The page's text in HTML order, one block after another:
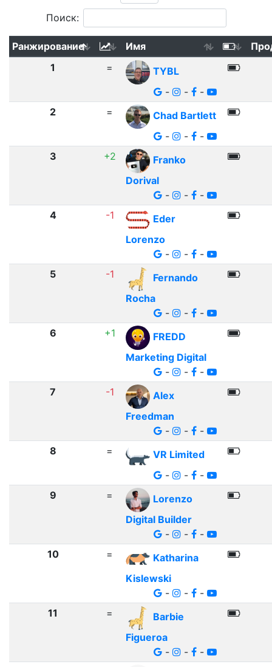
Поиск:
Ранжирование Имя
1
=
TYBL
-
-
-
2
=
Chad Bartlett
-
-
-
3
+2
Franko
Dorival
-
-
-
4
-1
Eder
Lorenzo
-
-
-
5
-1
Fernando
Rocha
-
-
-
6
+1
FREDD
Marketing Digital
-
-
-
7
-1
Alex
Freedman
-
-
-
8
=
VR Limited
-
-
-
9
=
Lorenzo
Digital Builder
-
-
-
10
=
Katharina
Kislewski
-
-
-
11
=
Barbie
Figueroa
-
-
-